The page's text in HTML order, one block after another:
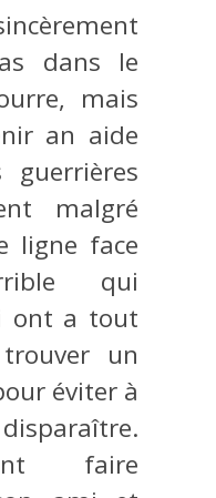
dans le
mais
an aide
guerrières
malgré
ligne face
qui
ont a tout
un
éviter à
faire